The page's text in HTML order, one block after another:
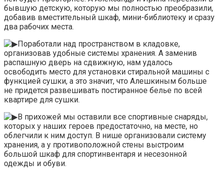
бывшую детскую, которую мы полностью преобразили,
добавив вместительный шкаф, мини-библиотеку и сразу
два рабочих места.
Поработали над пространством в кладовке,
организовав удобные системы хранения. А заменив
распашную дверь на сдвижную, нам удалось
освободить место для установки стиральной машины с
функцией сушки, а это значит, что Алешкиным больше
не придется развешивать постиранное белье по всей
квартире для сушки.
В прихожей мы оставили все спортивные снаряды,
которых у наших героев предостаточно, на месте, но
облегчили к ним доступ. В нише организовали систему
хранения, а у противоположной стены выстроим
большой шкаф для спортинвентаря и несезонной
одежды и обуви.